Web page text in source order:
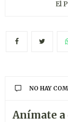
El
NO HAY
Anímate